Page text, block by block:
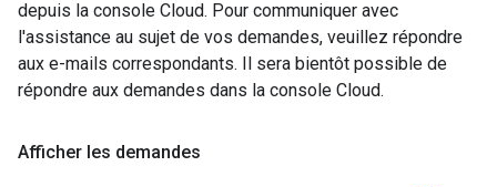
depuis la console Cloud. Pour communiquer avec
l'assistance au sujet de vos demandes, veuillez répondre
aux e-mails correspondants. Il sera bientôt possible de
répondre aux demandes dans la console Cloud.
Afficher les demandes